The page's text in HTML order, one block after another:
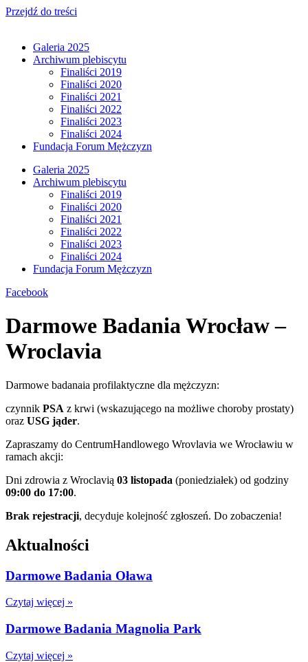
Przejdź do treści
Galeria 2025
Archiwum plebiscytu
Finaliści 2019
Finaliści 2020
Finaliści 2021
Finaliści 2022
Finaliści 2023
Finaliści 2024
Fundacja Forum Mężczyzn
Galeria 2025
Archiwum plebiscytu
Finaliści 2019
Finaliści 2020
Finaliści 2021
Finaliści 2022
Finaliści 2023
Finaliści 2024
Fundacja Forum Mężczyzn
Facebook
Darmowe Badania Wrocław –
Wroclavia
Darmowe badanaia profilaktyczne dla mężczyzn:
czynnik PSA z krwi (wskazującego na możliwe choroby prostaty)
oraz USG jąder.
Zapraszamy do CentrumHandlowego Wrovlavia we Wrocławiu w
ramach akcji:
Dni zdrowia z Wroclavią 03 listopada (poniedziałek) od godziny
09:00 do 17:00.
Brak rejestracji, decyduje kolejność zgłoszeń. Do zobaczenia!
Aktualności
Darmowe Badania Oława
Czytaj więcej »
Darmowe Badania Magnolia Park
Czytaj więcej »